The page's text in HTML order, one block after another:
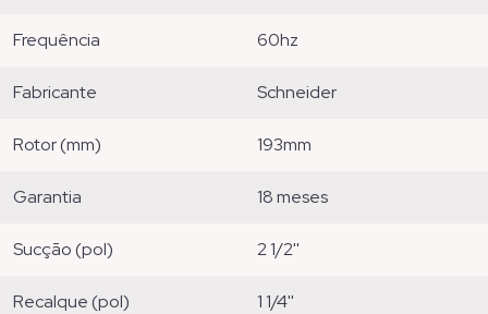
frequência 60hz
fabricante schneider
rotor (mm) 193mm
garantia 18 meses
sucção (pol) 2 1/2''
recalque (pol) 1 1/4''